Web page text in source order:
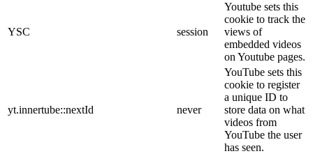
YSC session
Youtube sets this
cookie to track the
views of
embedded videos
on Youtube pages.
yt.innertube::nextId never
YouTube sets this
cookie to register
a unique ID to
store data on what
videos from
YouTube the user
has seen.